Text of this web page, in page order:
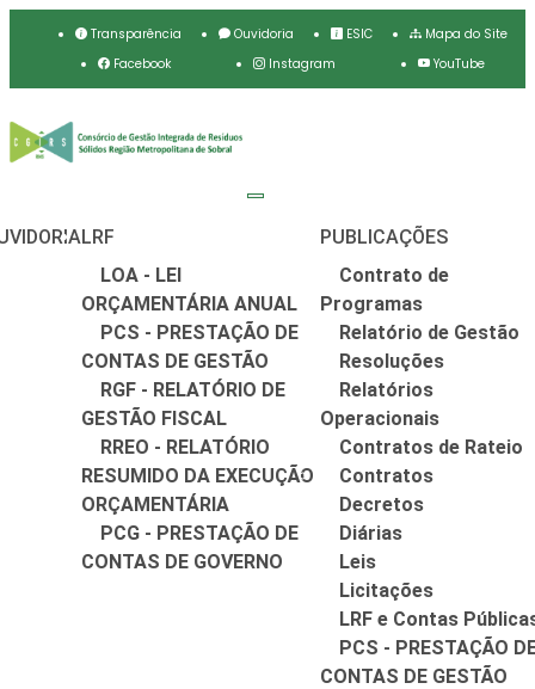
Transparência Ouvidoria ESIC
Mapa do Site
Facebook
Instagram YouTube
LRF
LOA - LEI
ORÇAMENTÁRIA ANUAL
PCS - PRESTAÇÃO DE
CONTAS DE GESTÃO
RGF - RELATÓRIO DE
GESTÃO FISCAL
RREO - RELATÓRIO
RESUMIDO DA EXECUÇÃO
ORÇAMENTÁRIA
PCG - PRESTAÇÃO DE
CONTAS DE GOVERNO
PUBLICAÇÕES
Contrato de
Programas
Relatório de Gestão
Resoluções
Relatórios
Operacionais
Contratos de Rateio
Contratos
Decretos
Diárias
Leis
Licitações
LRF e Contas
PCS - PRESTAÇÃO
CONTAS DE GESTÃO